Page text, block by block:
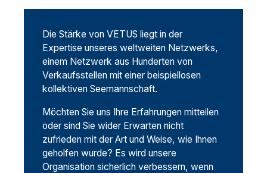
Die Stärke von VETUS liegt in der
Expertise unseres weltweiten Netzwerks,
einem Netzwerk aus Hunderten von
Verkaufsstellen mit einer beispiellosen
kollektiven Seemannschaft.
Möchten Sie uns Ihre Erfahrungen mitteilen
oder sind Sie wider Erwarten nicht
zufrieden mit der Art und Weise, wie Ihnen
geholfen wurde? Es wird unsere
Organisation sicherlich verbessern, wenn